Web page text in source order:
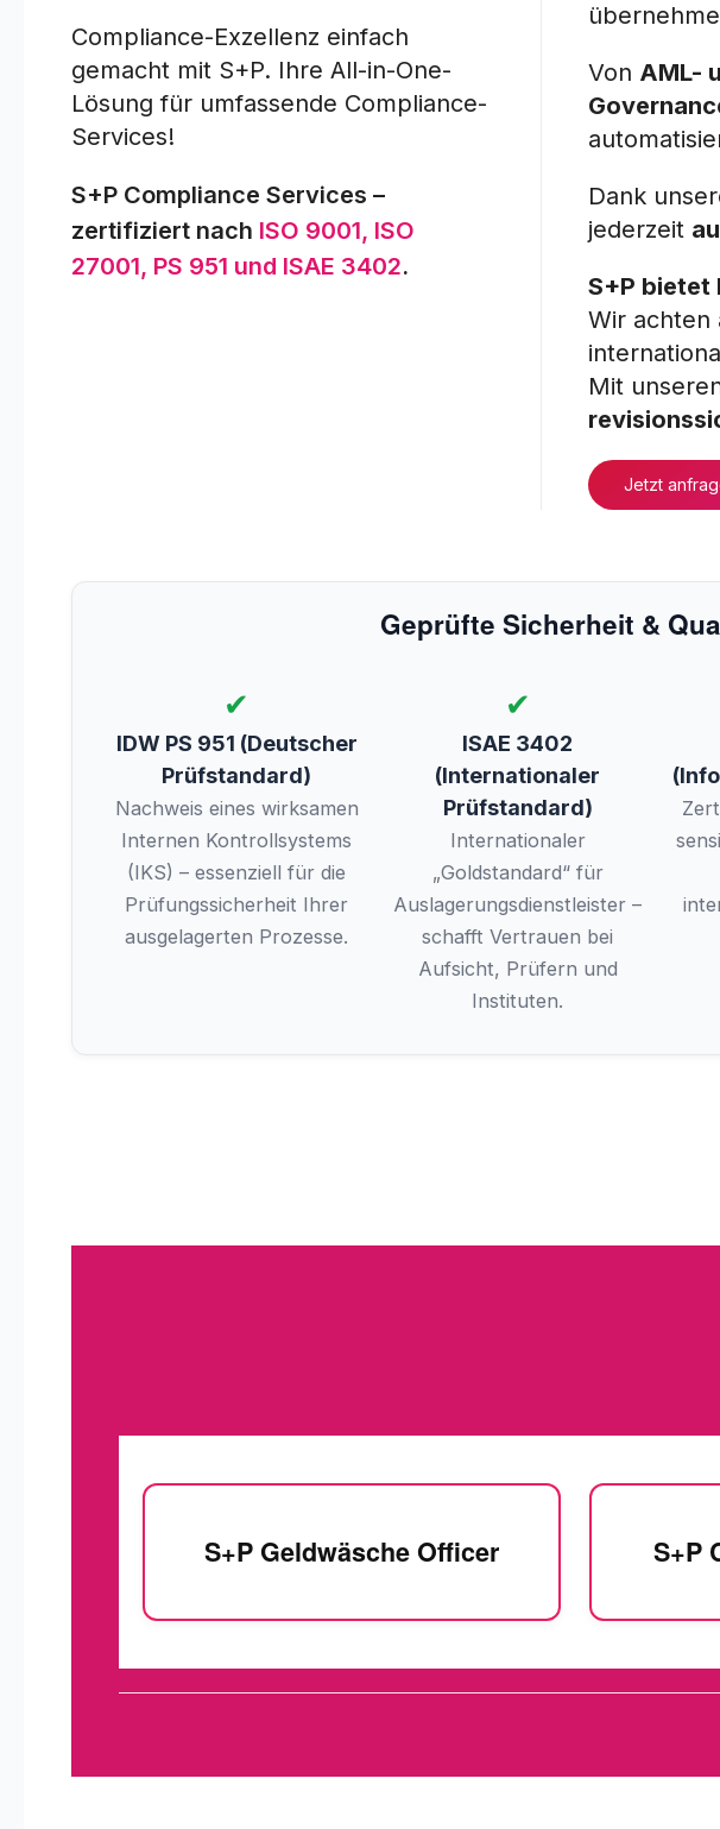
Compliance-Exzellenz einfach
gemacht mit S+P. Ihre All-in-One-
Lösung für umfassende Compliance-
Services!
S+P Compliance Services –
zertifiziert nach ISO 9001, ISO
27001, PS 951 und ISAE 3402.
Von AML-
Dank
jederzeit
S+P bietet
Wir achten
Mit
Jetzt
Geprüfte Sicherheit &
✔
IDW PS 951 (Deutscher
Prüfstandard)
Nachweis eines wirksamen
Internen Kontrollsystems
(IKS) – essenziell für die
Prüfungssicherheit Ihrer
ausgelagerten Prozesse.
✔
ISAE 3402
(Internationaler
Prüfstandard)
Internationaler
„Goldstandard“ für
Auslagerungsdienstleister –
schafft Vertrauen bei
Aufsicht, Prüfern und
Instituten.
S+P Geldwäsche Officer S+P